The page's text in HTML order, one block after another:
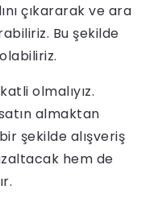
çıkararak ve ara
Bu şekilde
olmalıyız.
almaktan
şekilde alışveriş
hem de